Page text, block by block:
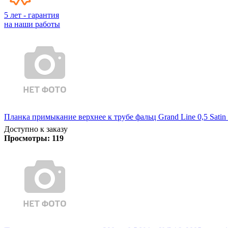
5 лет - гарантия
на наши работы
Планка примыкание верхнее к трубе фальц Grand Line 0,5
Доступно к заказу
Просмотры: 119